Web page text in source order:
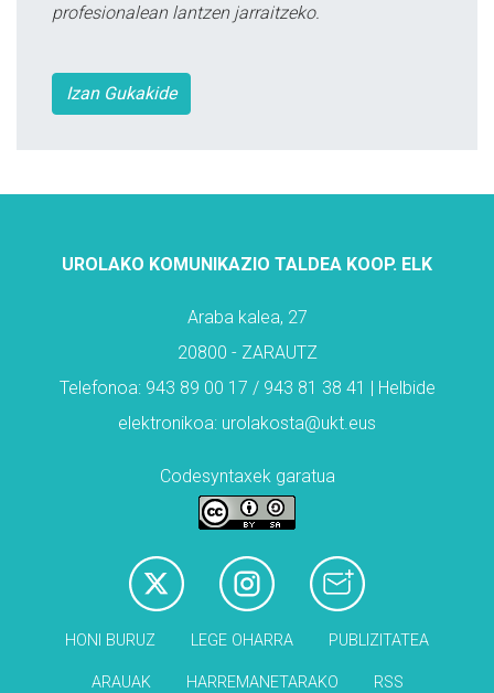
profesionalean lantzen jarraitzeko.
Izan Gukakide
UROLAKO KOMUNIKAZIO TALDEA KOOP. ELK
Araba kalea, 27
20800 - ZARAUTZ
Telefonoa: 943 89 00 17 / 943 81 38 41 | Helbide
elektronikoa: urolakosta@ukt.eus
Codesyntaxek garatua
HONI BURUZ LEGE OHARRA PUBLIZITATEA
ARAUAK HARREMANETARAKO RSS